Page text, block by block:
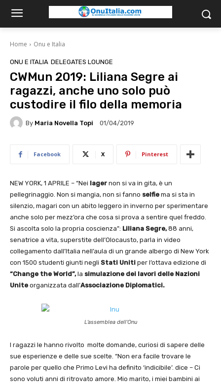
Home Onu e Italia
ONU E ITALIA DELEGATES LOUNGE
CWMun 2019: Liliana Segre ai
ragazzi, anche uno solo può
custodire il filo della memoria
By Maria Novella Topi 01/04/2019
Facebook X Pinterest
NEW YORK, 1 APRILE – “Nei lager non si va in gita, è un
pellegrinaggio. Non si mangia, non si fanno selfie ma si sta in
silenzio, magari con un abito leggero in inverno per sperimentare
anche solo per mezz’ora che cosa si prova a sentire quel freddo.
Si ascolta solo la propria coscienza”: Liliana Segre,88 anni,
senatrice a vita, superstite dell’Olocausto, parla in video
collegamento dall’Italia nell’aula di un grande albergo di New York
con 1500 studenti giunti negli Stati Uniti per l’ottava edizione di
“Change the World”,la simulazione dei lavori delle Nazioni
Unite organizzata dall’Associazione Diplomatici.
L’assemblea dell’Onu
I ragazzi le hanno rivolto molte domande, curiosi di sapere delle
sue esperienze e delle sue scelte. “Non era facile trovare le
parole per quello che Primo Levi ha definito ‘indicibile’. dice – Ci
sono voluti anni di ritrovato amore. Mio marito, i miei bambini ai